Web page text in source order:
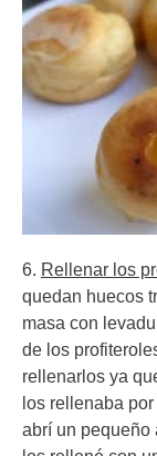
6. Rellenar los
quedan huecos
masa con
de los
rellenarlos ya
los rellenaba
abrí un pequeño